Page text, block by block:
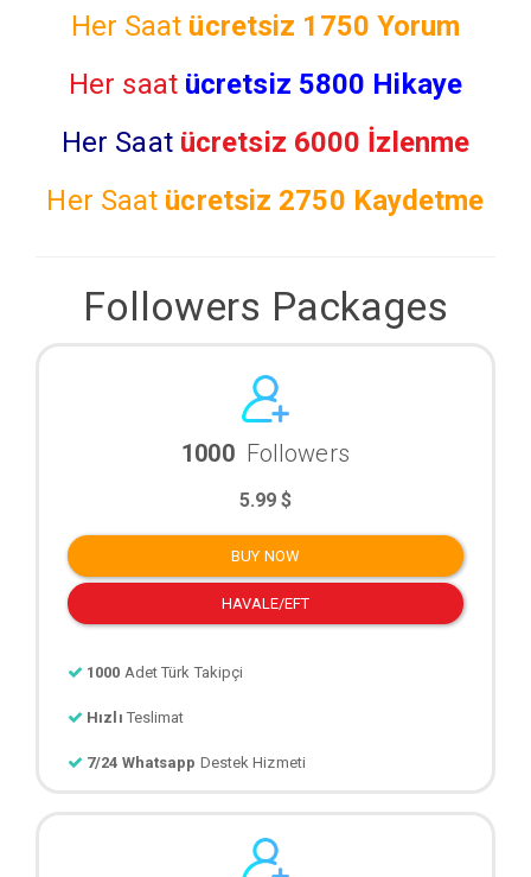
Her Saat ücretsiz 1750 Yorum
Her saat ücretsiz 5800 Hikaye
Her Saat ücretsiz 6000 İzlenme
Her Saat ücretsiz 2750 Kaydetme
Followers Packages
1000 Followers
5.99 $
BUY NOW
HAVALE/EFT
1000 Adet Türk Takipçi
Hızlı Teslimat
7/24 Whatsapp Destek Hizmeti